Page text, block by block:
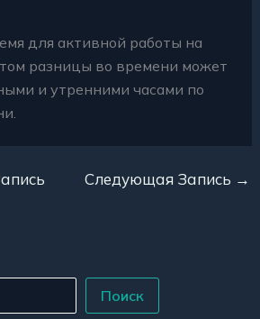
для активной работы на
разницы во времени может
и утренними часами по
Следующая Запись →
Поиск